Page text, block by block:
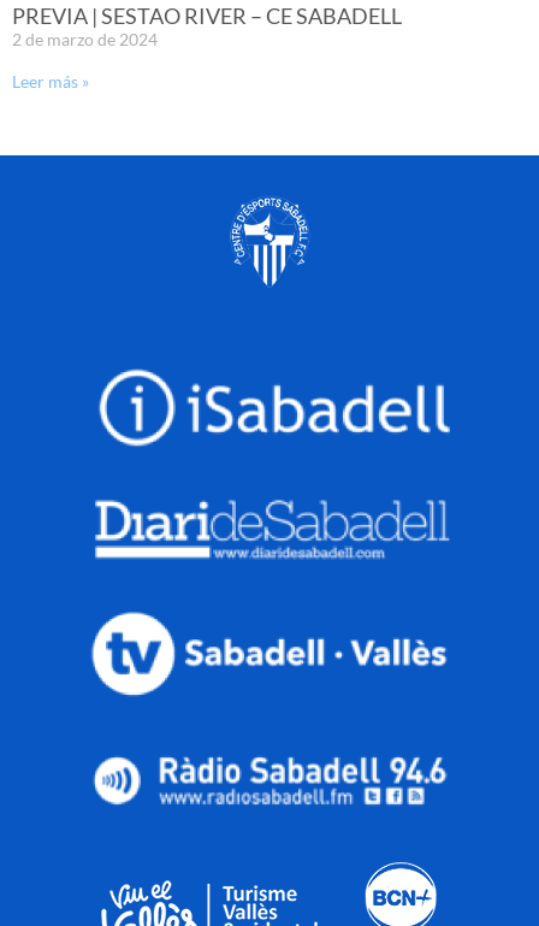
PREVIA | SESTAO RIVER – CE SABADELL
2 de marzo de 2024
Leer más »